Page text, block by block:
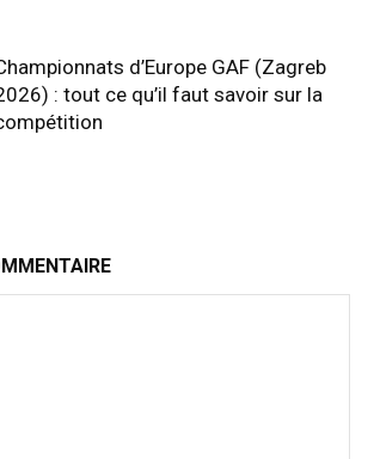
d’Europe GAF (Zagreb
: tout ce qu’il faut savoir sur la